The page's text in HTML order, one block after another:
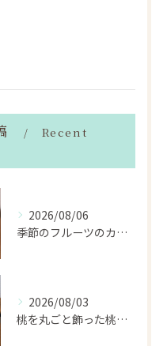
Recent
2026/08/06
季節のフルーツのカレンダーケーキ
2026/08/03
桃を丸ごと飾った桃のホールケーキ（サンドも桃）